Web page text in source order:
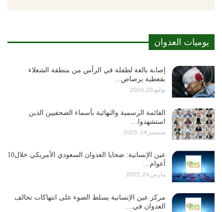
يوميات العدوان
إصابة بالغة لطفلة في الرأس من منطقة الشعلاء
بقعطبة برصاص…
يوليو 28, 2026
القائمة الرسمية والنهائية بأسماء الصحفيين الذين
استشهدوا…
سبتمبر 14, 2025
عين الإنسانية: ضحايا العدوان السعودي الأمريكي خلال10
أعوام…
مارس 26, 2025
مركز عين الإنسانية يسلط الضوء على انتهاكات تحالف
العدوان في…